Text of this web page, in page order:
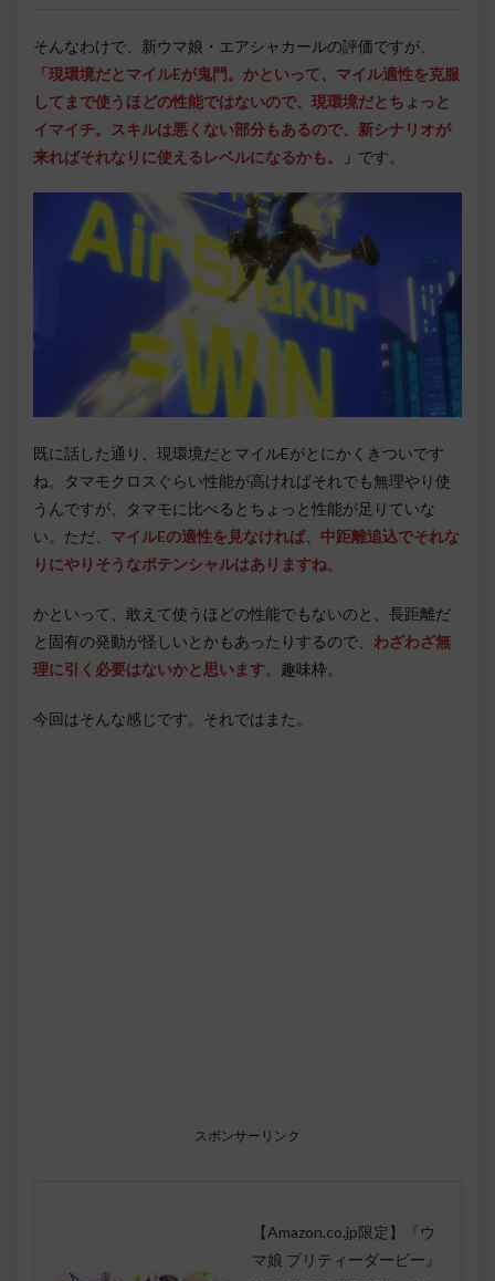
そんなわけで、新ウマ娘・エアシャカールの評価ですが、
「現環境だとマイルEが鬼門。かといって、マイル適性を克服
してまで使うほどの性能ではないので、現環境だとちょっと
イマイチ。スキルは悪くない部分もあるので、新シナリオが
来ればそれなりに使えるレベルになるかも。」 です。
既に話した通り、現環境だとマイルEがとにかくきついです
ね。タマモクロスぐらい性能が高ければそれでも無理やり使
うんですが、タマモに比べるとちょっと性能が足りていな
い。ただ、 マイルEの適性を見なければ、中距離追込でそれな
りにやりそうなポテンシャルはありますね。
かといって、敢えて使うほどの性能でもないのと、長距離だ
と固有の発動が怪しいとかもあったりするので、 わざわざ無
理に引く必要はないかと思います。 趣味枠。
今回はそんな感じです。それではまた。
スポンサーリンク
【Amazon.co.jp限定】『ウ
マ娘 プリティーダービー』